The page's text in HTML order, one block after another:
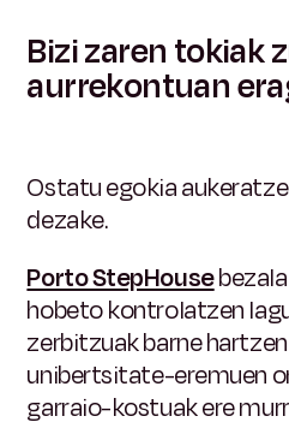
Bizi zaren tokiak
aurrekontuan
Ostatu egokia
dezake.
Porto StepHouse
hobeto kontrolatzen
zerbitzuak barne
unibertsitate-eremuen
garraio-kostuak ere